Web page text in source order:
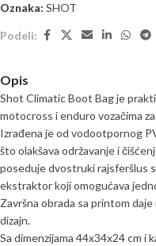
Oznaka: SHOT
Podeli:
Opis
Shot Climatic Boot Bag je
motocross i enduro vozačima
Izrađena je od vodootpornog
što olakšava održavanje i
poseduje dvostruki rajsferšlus
ekstraktor koji omogućava
Završna obrada sa printom
dizajn.
Sa dimenzijama 44x34x24 cm i